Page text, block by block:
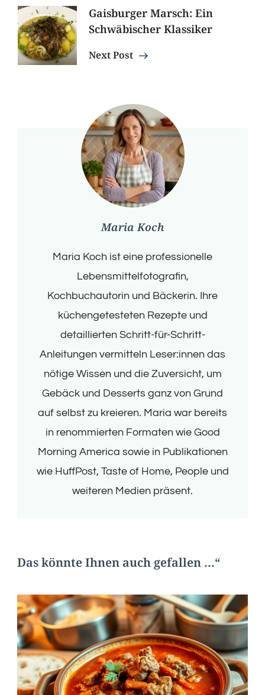
Gaisburger Marsch: Ein
Schwäbischer Klassiker
Next Post
Maria Koch
Maria Koch ist eine professionelle
Lebensmittelfotografin,
Kochbuchautorin und Bäckerin. Ihre
küchengetesteten Rezepte und
detaillierten Schritt-für-Schritt-
Anleitungen vermitteln Leser:innen das
nötige Wissen und die Zuversicht, um
Gebäck und Desserts ganz von Grund
auf selbst zu kreieren. Maria war bereits
in renommierten Formaten wie Good
Morning America sowie in Publikationen
wie HuffPost, Taste of Home, People und
weiteren Medien präsent.
Das könnte Ihnen auch gefallen …“